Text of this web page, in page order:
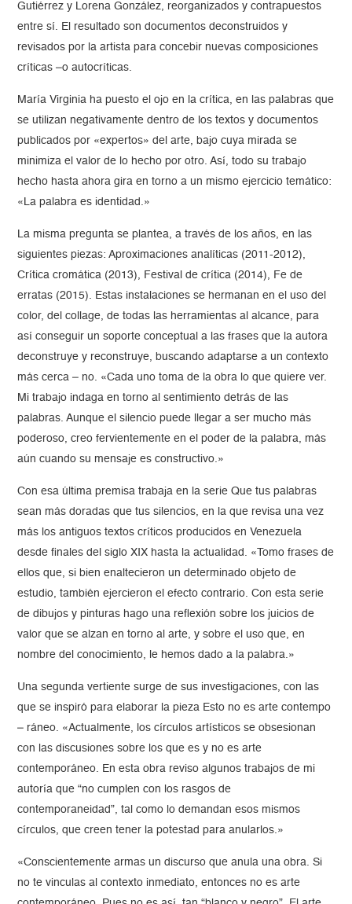
Gutiérrez y Lorena González, reorganizados y contrapuestos
entre sí. El resultado son documentos deconstruidos y
revisados por la artista para concebir nuevas composiciones
críticas –o autocríticas.
María Virginia ha puesto el ojo en la crítica, en las palabras que
se utilizan negativamente dentro de los textos y documentos
publicados por «expertos» del arte, bajo cuya mirada se
minimiza el valor de lo hecho por otro. Así, todo su trabajo
hecho hasta ahora gira en torno a un mismo ejercicio temático:
«La palabra es identidad.»
La misma pregunta se plantea, a través de los años, en las
siguientes piezas: Aproximaciones analíticas (2011-2012),
Crítica cromática (2013), Festival de crítica (2014), Fe de
erratas (2015). Estas instalaciones se hermanan en el uso del
color, del collage, de todas las herramientas al alcance, para
así conseguir un soporte conceptual a las frases que la autora
deconstruye y reconstruye, buscando adaptarse a un contexto
más cerca – no. «Cada uno toma de la obra lo que quiere ver.
Mi trabajo indaga en torno al sentimiento detrás de las
palabras. Aunque el silencio puede llegar a ser mucho más
poderoso, creo fervientemente en el poder de la palabra, más
aún cuando su mensaje es constructivo.»
Con esa última premisa trabaja en la serie Que tus palabras
sean más doradas que tus silencios, en la que revisa una vez
más los antiguos textos críticos producidos en Venezuela
desde finales del siglo XIX hasta la actualidad. «Tomo frases de
ellos que, si bien enaltecieron un determinado objeto de
estudio, también ejercieron el efecto contrario. Con esta serie
de dibujos y pinturas hago una reflexión sobre los juicios de
valor que se alzan en torno al arte, y sobre el uso que, en
nombre del conocimiento, le hemos dado a la palabra.»
Una segunda vertiente surge de sus investigaciones, con las
que se inspiró para elaborar la pieza Esto no es arte contempo
– ráneo. «Actualmente, los círculos artísticos se obsesionan
con las discusiones sobre los que es y no es arte
contemporáneo. En esta obra reviso algunos trabajos de mi
autoría que “no cumplen con los rasgos de
contemporaneidad”, tal como lo demandan esos mismos
círculos, que creen tener la potestad para anularlos.»
«Conscientemente armas un discurso que anula una obra. Si
no te vinculas al contexto inmediato, entonces no es arte